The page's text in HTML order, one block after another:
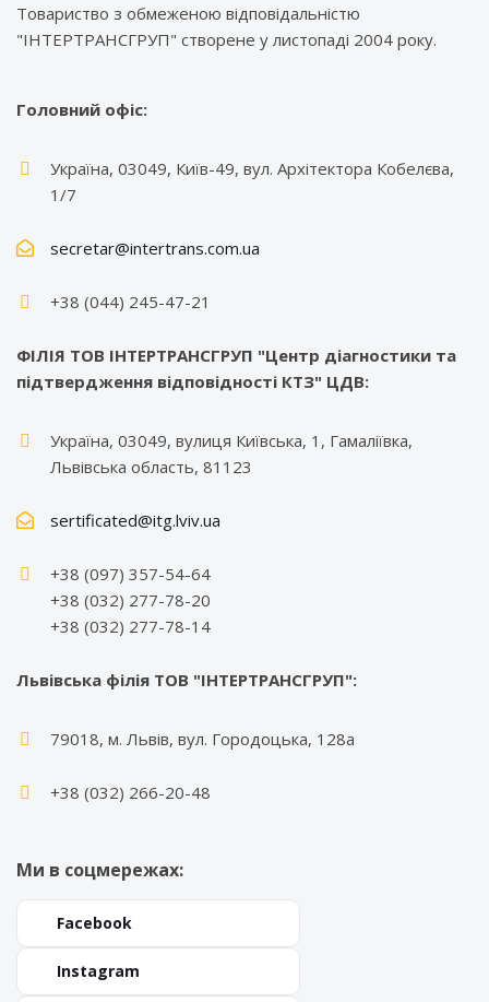
Товариство з обмеженою відповідальністю
"ІНТЕРТРАНСГРУП" створене у листопаді 2004 року.
Головний офіс:
Україна, 03049, Київ-49, вул. Архітектора Кобелєва,
1/7
secretar@intertrans.com.ua
+38 (044) 245-47-21
ФІЛІЯ ТОВ ІНТЕРТРАНСГРУП "Центр діагностики та
підтвердження відповідності КТЗ" ЦДВ:
Україна, 03049, вулиця Київська, 1, Гамаліївка,
Львівська область, 81123
sertificated@itg.lviv.ua
+38 (097) 357-54-64
+38 (032) 277-78-20
+38 (032) 277-78-14
Львівська філія ТОВ "ІНТЕРТРАНСГРУП":
79018, м. Львів, вул. Городоцька, 128а
+38 (032) 266-20-48
Ми в соцмережах:
Facebook
Instagram